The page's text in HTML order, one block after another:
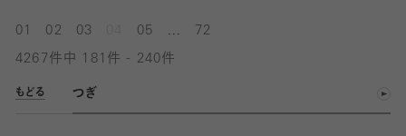
01 02 03 05 72
4267件中 181件 - 240件
もどる つぎ